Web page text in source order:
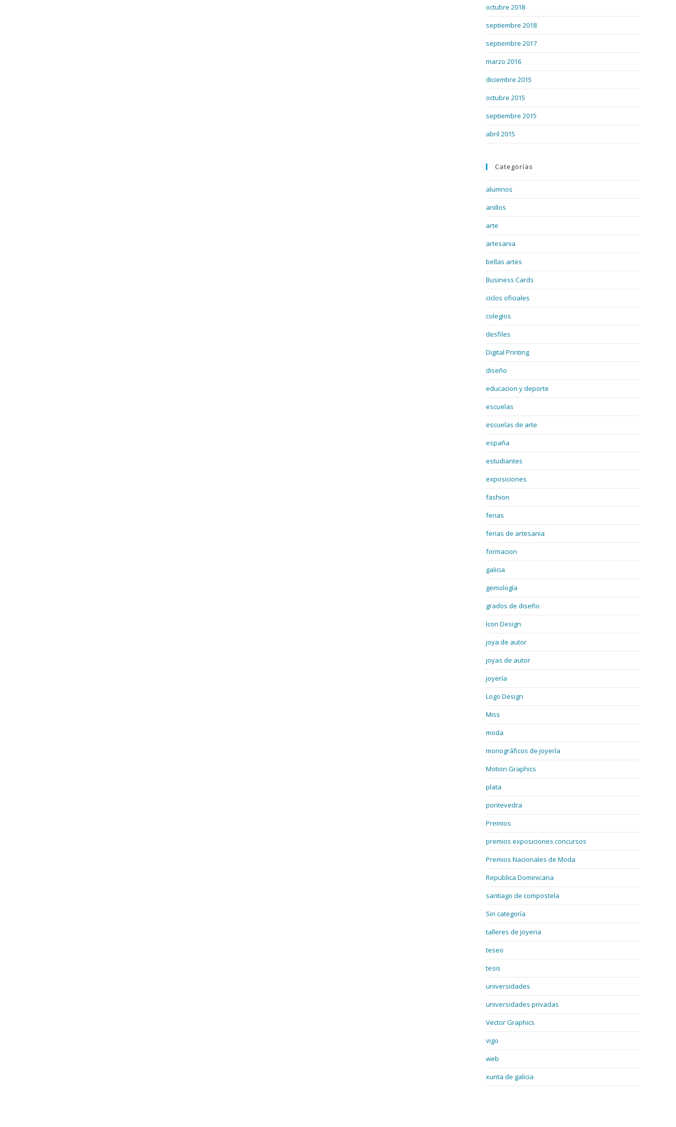
octubre 2018
septiembre 2018
septiembre 2017
marzo 2016
diciembre 2015
octubre 2015
septiembre 2015
abril 2015
Categorías
alumnos
anillos
arte
artesania
bellas artes
Business Cards
ciclos oficiales
colegios
desfiles
Digital Printing
diseño
educacion y deporte
escuelas
escuelas de arte
españa
estudiantes
exposiciones
fashion
ferias
ferias de artesania
formacion
galicia
gemología
grados de diseño
Icon Design
joya de autor
joyas de autor
joyería
Logo Design
Miss
moda
monográficos de joyería
Motion Graphics
plata
pontevedra
Premios
premios exposiciones concursos
Premios Nacionales de Moda
Republica Dominicana
santiago de compostela
Sin categoría
talleres de joyeria
teseo
tesis
universidades
universidades privadas
Vector Graphics
vigo
web
xunta de galicia